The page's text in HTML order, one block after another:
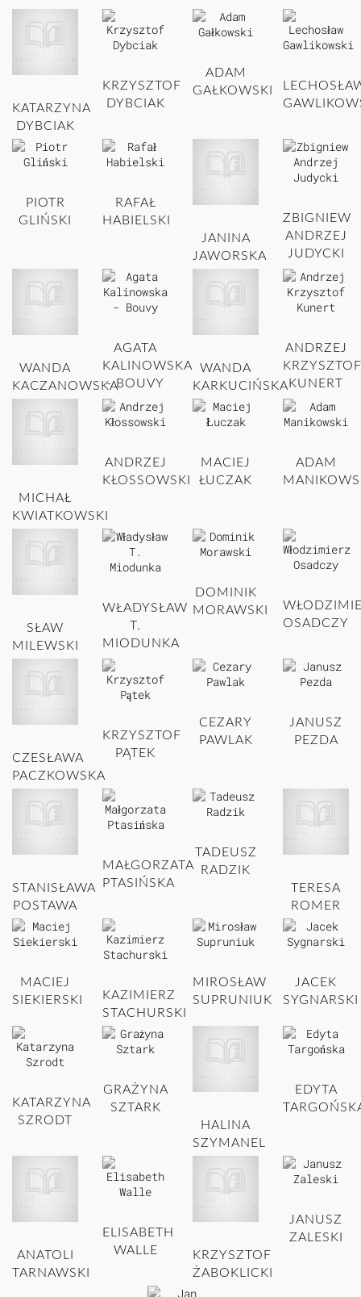
KATARZYNA
DYBCIAK
KRZYSZTOF
DYBCIAK
ADAM
GAŁKOWSKI
PIOTR
GLIŃSKI
RAFAŁ
HABIELSKI
JANINA
JAWORSKA
ZBIGNIEW
ANDRZEJ
JUDYCKI
WANDA
KACZANOWSKA
AGATA
KALINOWSKA
- BOUVY
WANDA
KARKUCIŃSKA
ANDRZEJ
KRZYSZTOF
KUNERT
MICHAŁ
KWIATKOWSKI
ANDRZEJ
KŁOSSOWSKI
MACIEJ
ŁUCZAK
ADAM
SŁAW
MILEWSKI
WŁADYSŁAW
T.
MIODUNKA
DOMINIK
MORAWSKI
OSADCZY
CZESŁAWA
PACZKOWSKA
KRZYSZTOF
PĄTEK
CEZARY
PAWLAK
JANUSZ
PEZDA
STANISŁAWA
POSTAWA
MAŁGORZATA
PTASIŃSKA
TADEUSZ
RADZIK
TERESA
ROMER
MACIEJ
SIEKIERSKI
KAZIMIERZ
STACHURSKI
MIROSŁAW
SUPRUNIUK
JACEK
SYGNARSKI
KATARZYNA
SZRODT
GRAŻYNA
SZTARK
HALINA
SZYMANEL
EDYTA
ANATOLI
TARNAWSKI
ELISABETH
WALLE
KRZYSZTOF
ŻABOKLICKI
JANUSZ
ZALESKI